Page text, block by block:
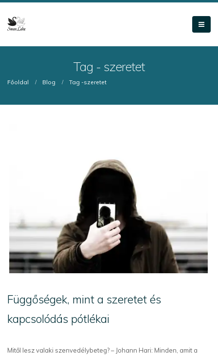
Tag - szeretet
Főoldal Blog Tag -szeretet
Függőségek, mint a szeretet és
kapcsolódás pótlékai
Mitől lesz valaki szenvedélybeteg? – Johann Hari: Minden, amit a